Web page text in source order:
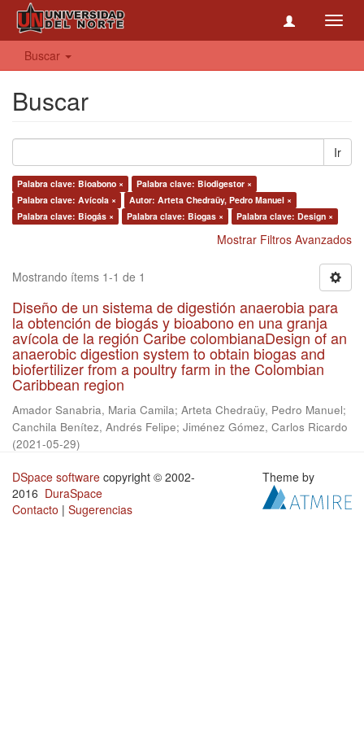
Buscar
Buscar
Ir
Palabra clave: Bioabono ×
Palabra clave: Biodigestor ×
Palabra clave: Avícola ×
Autor: Arteta Chedraüy, Pedro Manuel ×
Palabra clave: Biogás ×
Palabra clave: Biogas × Palabra clave: Design ×
Mostrar Filtros Avanzados
Mostrando ítems 1-1 de 1
Diseño de un sistema de digestión anaerobia para
la obtención de biogás y bioabono en una granja
avícola de la región Caribe colombianaDesign of an
anaerobic digestion system to obtain biogas and
biofertilizer from a poultry farm in the Colombian
Caribbean region
Amador Sanabria, Maria Camila; Arteta Chedraüy, Pedro Manuel;
Canchila Benítez, Andrés Felipe; Jiménez Gómez, Carlos Ricardo
(2021-05-29)
DSpace software copyright © 2002-
2016 DuraSpace
Contacto | Sugerencias
Theme by